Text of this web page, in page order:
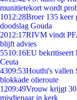
munitietekort wordt
1012:28Broer 135 keer
doodslag Gouda
2012:17RIVM vindt
blijft advies
5510:16EU bekritiseert
Ceuta
4309:53Houthi's vallen
blokkade olieroute
1209:49Vrouw krijgt 30
misdienaar in kerk